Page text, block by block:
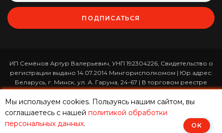
ПОДПИСАТЬСЯ
ИП Семёнов Артур Валерьевич, УНП 192304226, Свидетельство о
регистрации выдано 14.07.2014 Мингорисполкомом | Юр.адрес:
Беларусь, г. Минск, ул. А. Гаруна, 24-67 | В торговом реестре
зарегистрирован 26.01.2017 за номером 365820 | Режим работы:
ежедневно с 10:00 до 19:00 (приём заказов онлайн -
круглосуточно)
Мы используем cookies. Пользуясь нашим сайтом, вы
соглашаетесь с нашей политикой обработки
персональных данных. ОК